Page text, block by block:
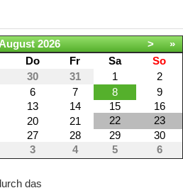
2026 >
»
Do Fr Sa
So
30 31 1
2
6 7 8
9
13 14 15
16
20 21 22
23
27 28 29
30
3 4 5 6